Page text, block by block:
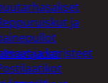
ja
ja koristeet